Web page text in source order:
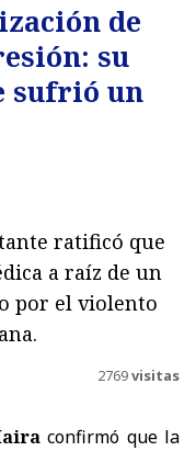
de
su
sufrió un
ratificó que
a raíz de un
por el violento
2769visitas
confirmó que la